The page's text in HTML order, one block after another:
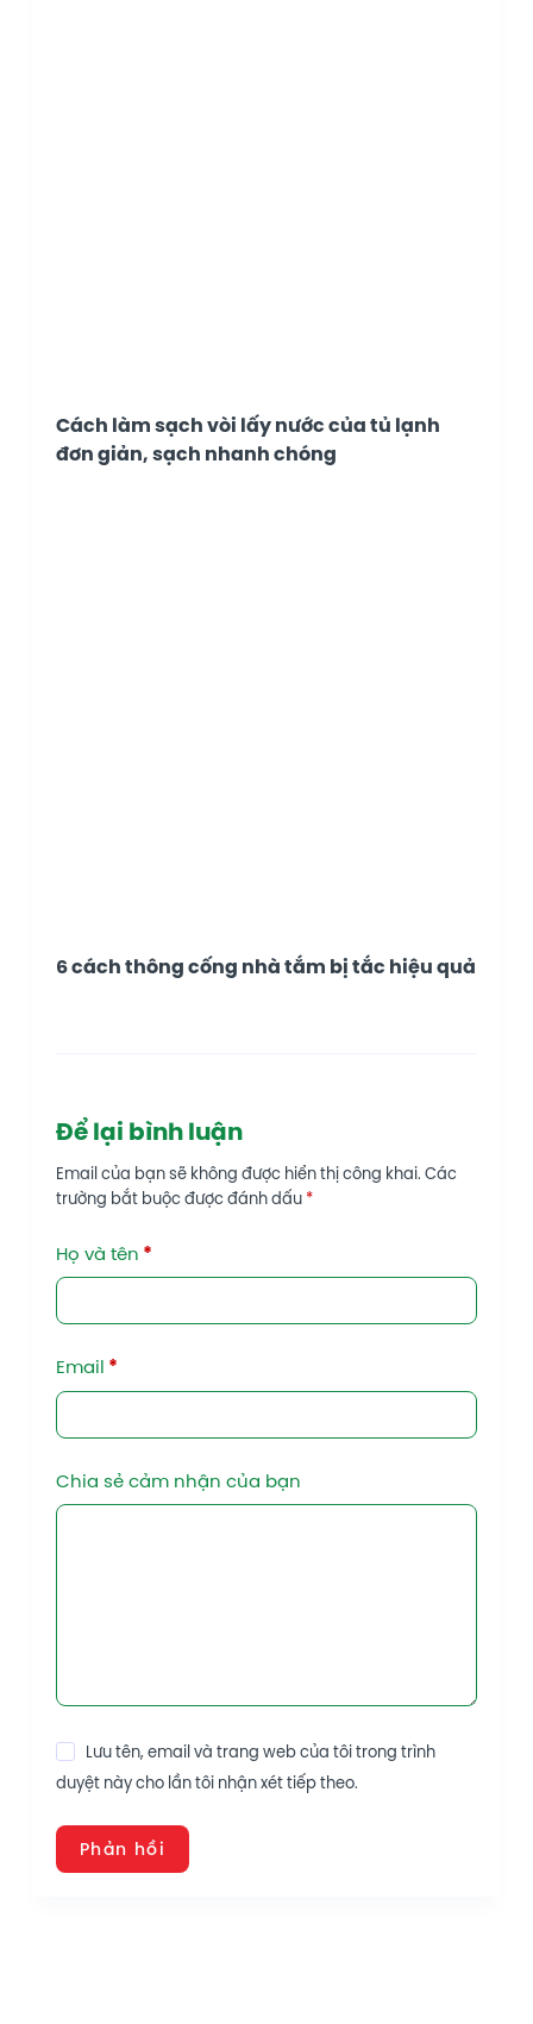
Cách làm sạch vòi lấy nước của tủ lạnh
đơn giản, sạch nhanh chóng
6 cách thông cống nhà tắm bị tắc hiệu quả
Để lại bình luận
Email của bạn sẽ không được hiển thị công khai. Các
trường bắt buộc được đánh dấu *
Họ và tên *
Email *
Chia sẻ cảm nhận của bạn
Lưu tên, email và trang web của tôi trong trình
duyệt này cho lần tôi nhận xét tiếp theo.
Phản hồi